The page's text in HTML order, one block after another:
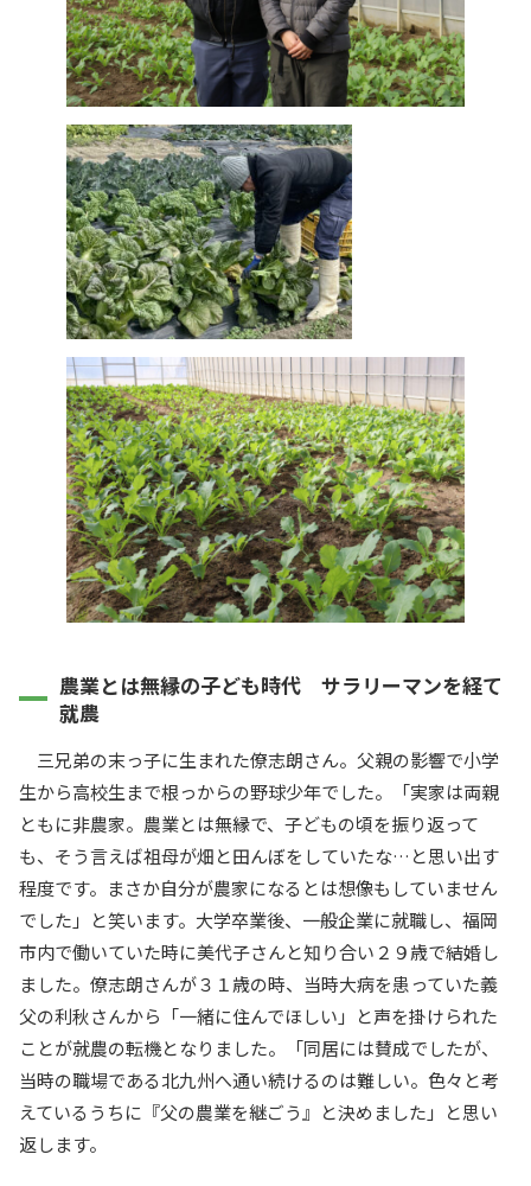
農業とは無縁の子ども時代 サラリーマンを経て
就農
三兄弟の末っ子に生まれた僚志朗さん。父親の影響で小学
生から高校生まで根っからの野球少年でした。「実家は両親
ともに非農家。農業とは無縁で、子どもの頃を振り返って
も、そう言えば祖母が畑と田んぼをしていたな…と思い出す
程度です。まさか自分が農家になるとは想像もしていません
でした」と笑います。大学卒業後、一般企業に就職し、福岡
市内で働いていた時に美代子さんと知り合い２９歳で結婚し
ました。僚志朗さんが３１歳の時、当時大病を患っていた義
父の利秋さんから「一緒に住んでほしい」と声を掛けられた
ことが就農の転機となりました。「同居には賛成でしたが、
当時の職場である北九州へ通い続けるのは難しい。色々と考
えているうちに『父の農業を継ごう』と決めました」と思い
返します。